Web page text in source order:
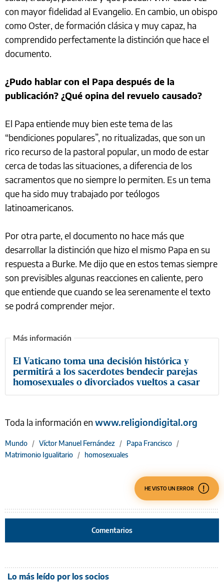
con mayor fidelidad al Evangelio. En cambio, un obispo
como Oster, de formación clásica y muy capaz, ha
comprendido perfectamente la distinción que hace el
documento.
¿Pudo hablar con el Papa después de la
publicación? ¿Qué opina del revuelo causado?
El Papa entiende muy bien este tema de las
“bendiciones populares”, no ritualizadas, que son un
rico recurso de la pastoral popular, un modo de estar
cerca de todas las situaciones, a diferencia de los
sacramentos que no siempre lo permiten. Es un tema
que ha sido muy trabajado por teólogos
latinoamericanos.
Por otra parte, el documento no hace más que
desarrollar la distinción que hizo el mismo Papa en su
respuesta a Burke. Me dijo que en estos temas siempre
son previsibles algunas reacciones en caliente, pero
que entiende que cuando se lea serenamente el texto
se podrá comprender mejor.
El Vaticano toma una decisión histórica y
permitirá a los sacerdotes bendecir parejas
homosexuales o divorciados vueltos a casar
Toda la información en www.religiondigital.org
Mundo / Víctor Manuel Fernández / Papa Francisco /
Matrimonio Igualitario / homosexuales
HE VISTO UN ERROR
Comentarios
Lo más leído por los socios